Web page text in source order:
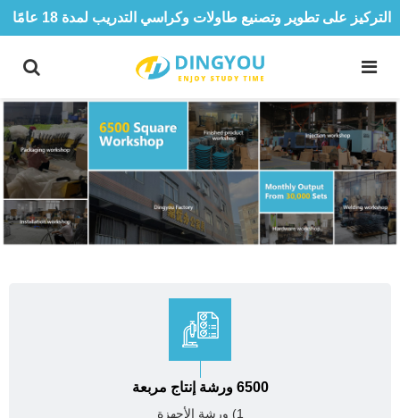
التركيز على تطوير وتصنيع طاولات وكراسي التدريب لمدة 18 عامًا
6500 ورشة إنتاج مربعة
1) ورشة الأجهزة